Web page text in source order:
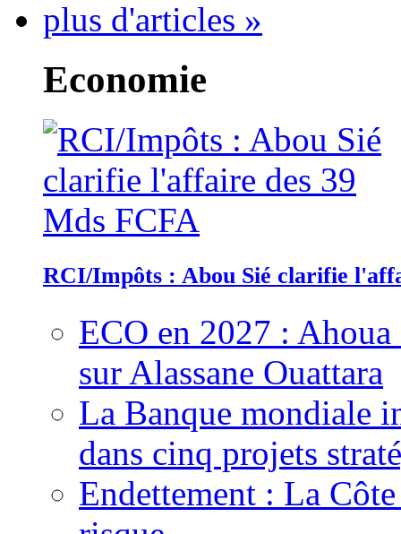
plus d'articles »
Economie
RCI/Impôts : Abou Sié clarifie
ECO en 2027 :
sur Alassane Ouattara
La Banque mondiale
dans cinq projets
Endettement : La